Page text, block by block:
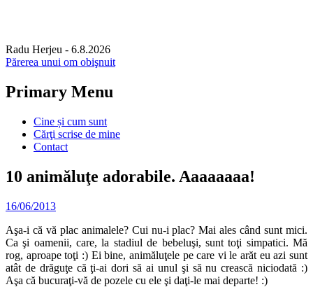
Radu Herjeu - 6.8.2026
Părerea unui om obişnuit
Primary Menu
Skip
content
Cine și cum sunt
Cărţi scrise de mine
Contact
10 animăluţe adorabile. Aaaaaaaa!
16/06/2013
Aşa-i că vă plac animalele? Cui nu-i plac? Mai ales când sunt mici.
Ca şi oamenii, care, la stadiul de bebeluşi, sunt toţi simpatici. Mă
rog, aproape toţi :) Ei bine, animăluţele pe care vi le arăt eu azi sunt
atât de drăguţe că ţi-ai dori să ai unul şi să nu crească niciodată :)
Aşa că bucuraţi-vă de pozele cu ele şi daţi-le mai departe! :)